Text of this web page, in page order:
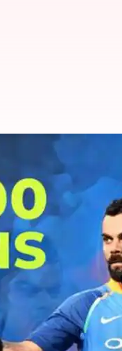
को
को 125 रनों
कोहली (72)
भी स्कोर का